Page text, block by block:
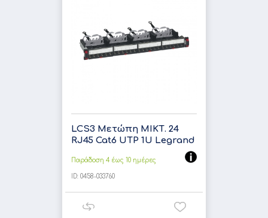
LCS3 Μετώπη ΜΙΚΤ. 24
RJ45 Cat6 UTP 1U Legrand
Παράδοση 4 έως 10 ημέρες
ID: 0458-033760